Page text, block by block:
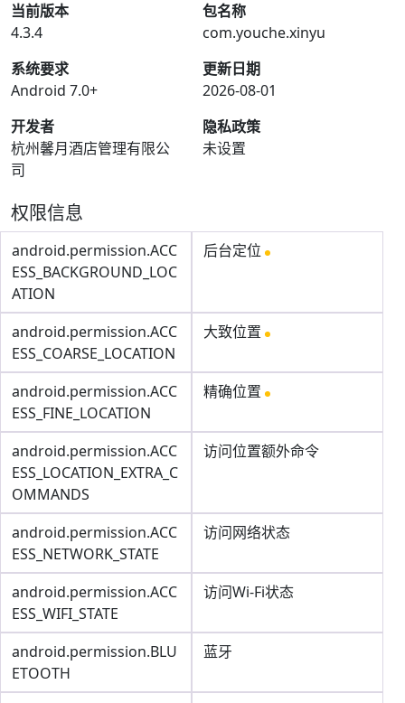
当前版本
4.3.4
包名称
com.youche.xinyu
系统要求
Android 7.0+
更新日期
2026-08-01
开发者
杭州馨月酒店管理有限公
司
隐私政策
未设置
权限信息
android.permission.ACC
ESS_BACKGROUND_LOC
ATION
后台定位
android.permission.ACC
ESS_COARSE_LOCATION
大致位置
android.permission.ACC
ESS_FINE_LOCATION
精确位置
android.permission.ACC
ESS_LOCATION_EXTRA_C
OMMANDS
访问位置额外命令
android.permission.ACC
ESS_NETWORK_STATE
访问网络状态
android.permission.ACC
ESS_WIFI_STATE
访问Wi-Fi状态
android.permission.BLU
ETOOTH
蓝牙